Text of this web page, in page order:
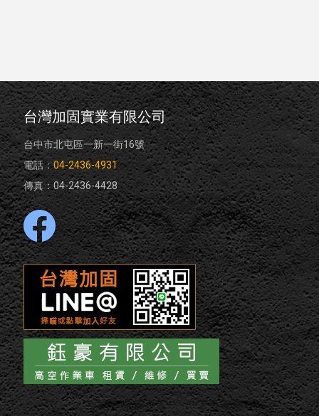
台灣加固實業有限公司
台中市北屯區一新一街16號
電話：04-2436-4931
傳真：04-2436-4428